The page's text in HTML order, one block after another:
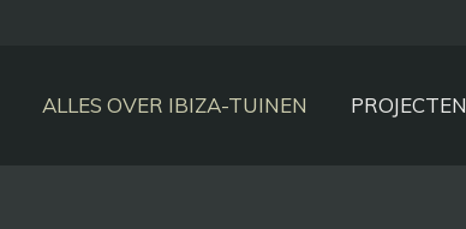
ALLES OVER IBIZA-TUINEN PROJECTEN